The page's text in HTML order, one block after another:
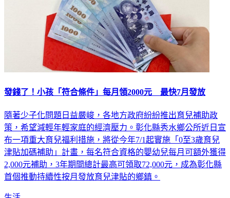
發錢了！小孩「符合條件」每月領2000元 最快7月發放
隨著少子化問題日益嚴峻，各地方政府紛紛推出育兒補助政
策，希望減輕年輕家庭的經濟壓力。彰化縣秀水鄉公所近日宣
布一項重大育兒福利措施，將從今年7/1起實施「0至3歲育兒
津貼加碼補助」計畫，每名符合資格的嬰幼兒每月可額外獲得
2,000元補助，3年期間總計最高可領取72,000元，成為彰化縣
首個推動持續性按月發放育兒津貼的鄉鎮。